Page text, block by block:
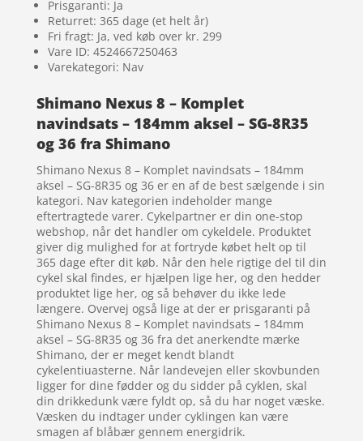
Prisgaranti: Ja
Returret: 365 dage (et helt år)
Fri fragt: Ja, ved køb over kr. 299
Vare ID: 4524667250463
Varekategori: Nav
Shimano Nexus 8 – Komplet
navindsats – 184mm aksel – SG-8R35
og 36 fra Shimano
Shimano Nexus 8 – Komplet navindsats – 184mm
aksel – SG-8R35 og 36 er en af de best sælgende i sin
kategori. Nav kategorien indeholder mange
eftertragtede varer. Cykelpartner er din one-stop
webshop, når det handler om cykeldele. Produktet
giver dig mulighed for at fortryde købet helt op til
365 dage efter dit køb. Når den hele rigtige del til din
cykel skal findes, er hjælpen lige her, og den hedder
produktet lige her, og så behøver du ikke lede
længere. Overvej også lige at der er prisgaranti på
Shimano Nexus 8 – Komplet navindsats – 184mm
aksel – SG-8R35 og 36 fra det anerkendte mærke
Shimano, der er meget kendt blandt
cykelentiuasterne. Når landevejen eller skovbunden
ligger for dine fødder og du sidder på cyklen, skal
din drikkedunk være fyldt op, så du har noget væske.
Væsken du indtager under cyklingen kan være
smagen af blåbær gennem energidrik.